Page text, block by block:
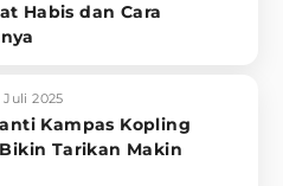
Habis dan Cara
Juli 2025
Kampas Kopling
Tarikan Makin